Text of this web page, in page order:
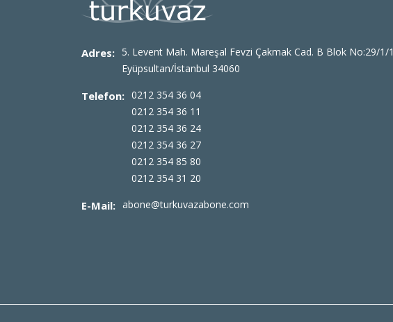
Adres: 5. Levent Mah. Mareşal Fevzi Çakmak Cad. B Blok No:29/1/1
Eyüpsultan/İstanbul 34060
Telefon: 0212 354 36 04
0212 354 36 11
0212 354 36 24
0212 354 36 27
0212 354 85 80
0212 354 31 20
E-Mail: abone@turkuvazabone.com